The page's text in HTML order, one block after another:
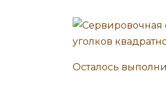
Осталось